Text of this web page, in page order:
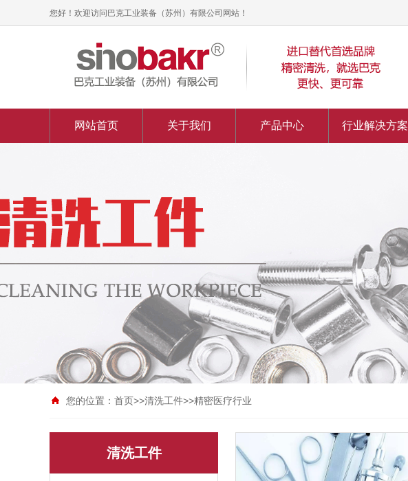
您好！欢迎访问巴克工业装备（苏州）有限公司网站！
网站首页 关于我们 产品中心 行业解决方案
您的位置： 首页>>清洗工件>>精密医疗行业
清洗工件